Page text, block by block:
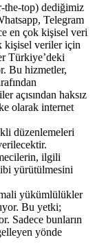
the-top) dediğimiz
Telegram
en çok kişisel veri
kişisel veriler için
Türkiye’deki
Bu hizmetler,
açısından haksız
olarak internet
düzenlemeleri
ilgili
yürütülmesini
yükümlülükler
Bu yetki;
Sadece bunların
yönde